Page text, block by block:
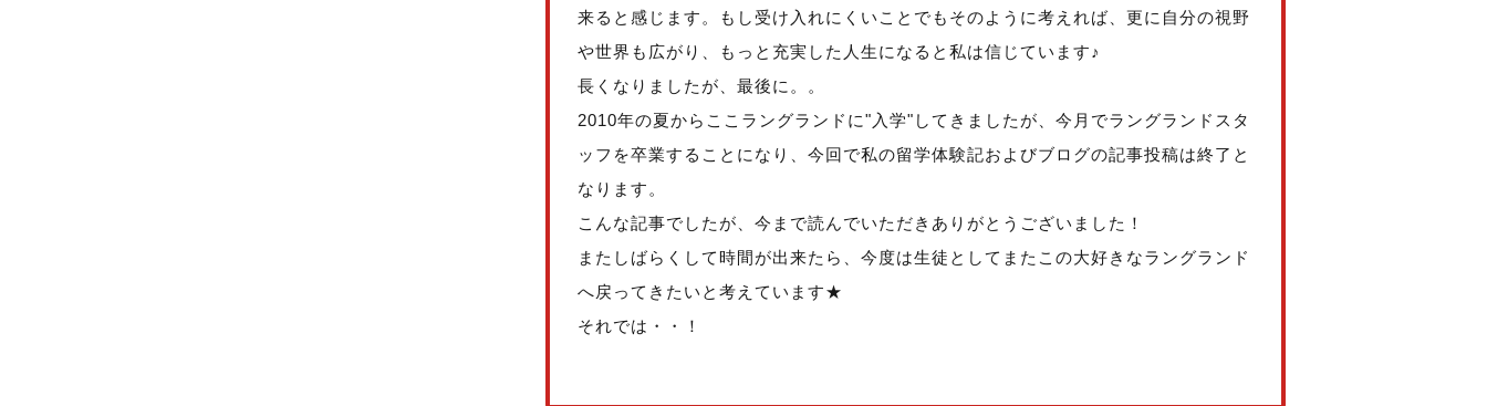
来ると感じます。もし受け入れにくいことでもそのように考えれば、更に自分の視野
や世界も広がり、もっと充実した人生になると私は信じています♪
長くなりましたが、最後に。。
2010年の夏からここラングランドに"入学"してきましたが、今月でラングランドスタ
ッフを卒業することになり、今回で私の留学体験記およびブログの記事投稿は終了と
なります。
こんな記事でしたが、今まで読んでいただきありがとうございました！
またしばらくして時間が出来たら、今度は生徒としてまたこの大好きなラングランド
へ戻ってきたいと考えています★
それでは・・！